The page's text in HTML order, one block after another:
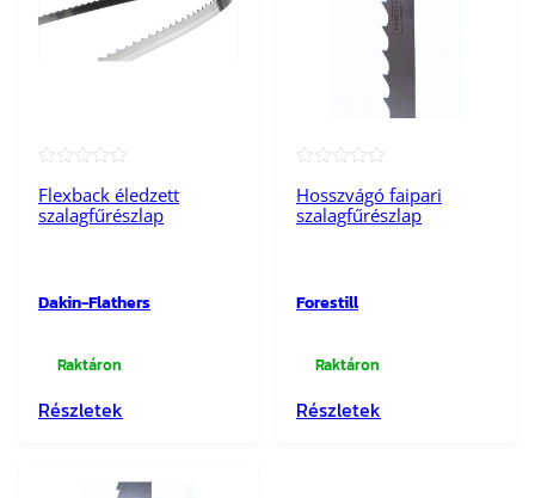
Flexback éledzett
szalagfűrészlap
Dakin-Flathers
Raktáron
Részletek
Hosszvágó faipari
szalagfűrészlap
Forestill
Raktáron
Részletek